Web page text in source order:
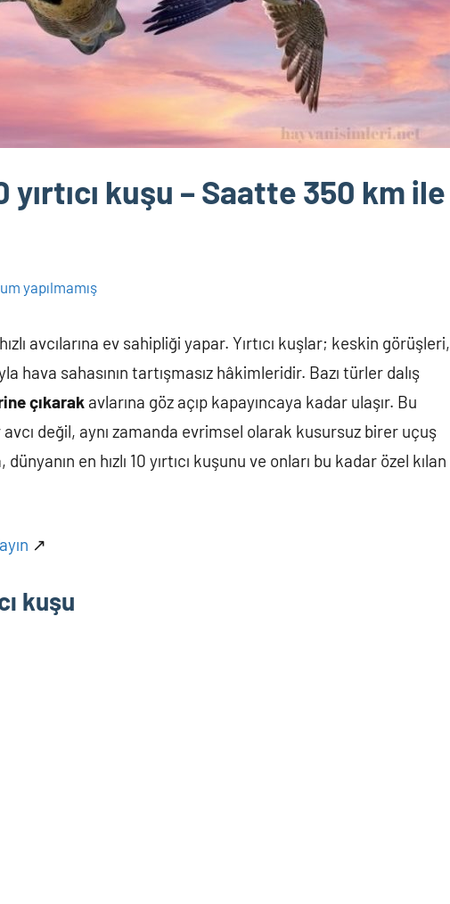
yırtıcı kuşu – Saatte 350 km ile
yapılmamış
avcılarına ev sahipliği yapar. Yırtıcı kuşlar; keskin görüşleri,
hava sahasının tartışmasız hâkimleridir. Bazı türler dalış
çıkarak avlarına göz açıp kapayıncaya kadar ulaşır. Bu
avcı değil, aynı zamanda evrimsel olarak kusursuz birer uçuş
en hızlı 10 yırtıcı kuşunu ve onları bu kadar özel kılan
↗️
kuşu